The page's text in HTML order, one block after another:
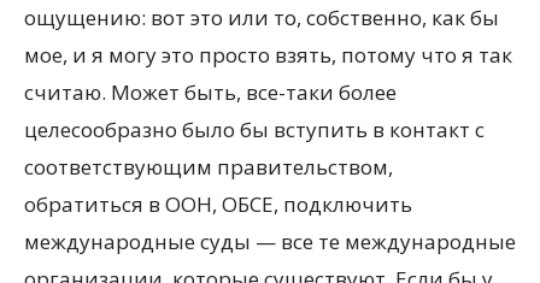
ощущению: вот это или то, собственно, как бы
мое, и я могу это просто взять, потому что я так
считаю. Может быть, все-таки более
целесообразно было бы вступить в контакт с
соответствующим правительством,
обратиться в ООН, ОБСЕ, подключить
международные суды — все те международные